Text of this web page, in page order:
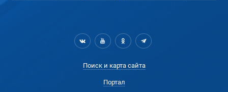
Поиск и карта сайта
Портал